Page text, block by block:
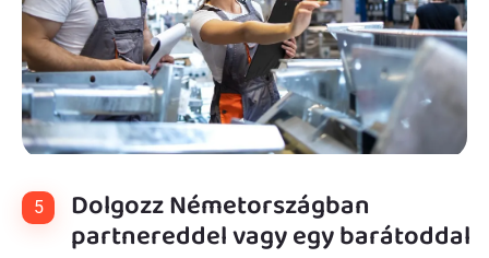
5 Dolgozz Németországban
partnereddel vagy egy barátoddal